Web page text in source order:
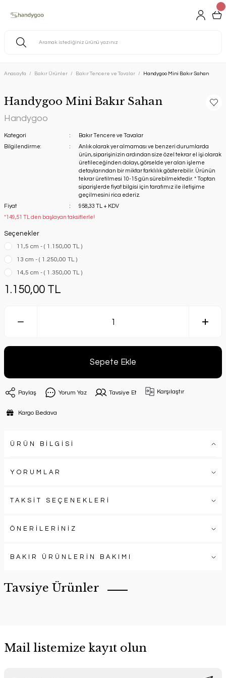
Anasayfa Bakır Ürünler Bakır Tencere ve Tavalar Handygoo Mini Bakır Sahan
Handygoo Mini Bakır Sahan
Handygoo
Kategori
Bakır Tencere ve Tavalar
Bilgilendirme:
Anlık olarak yer almaması ve benzeri durumlarda
ürün, siparişinizin ardından size özel tekrar el işi olarak
üretileceğinden dolayı, görselde yer alan işleme
detaylarından bir miktar farklılık gösterebilir. Ürünün
tekrar üretilmesi 10-15 gün sürebilmektedir. * Toptan
siparişlerde fiyat bilgisi için tarafımız ile iletişime
geçilmesini rica ederiz.
Fiyat
958,33 TL + KDV
*149,51 TL den başlayan taksitlerle!
Seçenekler
11,5 cm - ( 1.150,00 TL )
13 cm - ( 1.250,00 TL )
14,5 cm - ( 1.350,00 TL )
1.150,00 TL
Sepete Ekle
Paylaş Yorum Yaz Tavsiye Et Karşılaştır
Kargo Bedava
ÜRÜN BİLGİSİ
YORUMLAR
TAKSİT SEÇENEKLERİ
ÖNERİLERİNİZ
BAKIR ÜRÜNLERİN BAKIMI
Tavsiye Ürünler
Mail listemize kayıt olun